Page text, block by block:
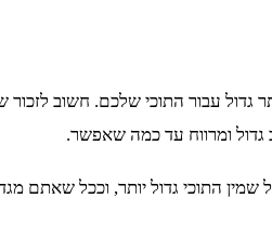
עבור התוכי שלכם. חשוב לזכור
גדול ומרווח עד כמה שאפשר.
גדול יותר, וככל שאתם